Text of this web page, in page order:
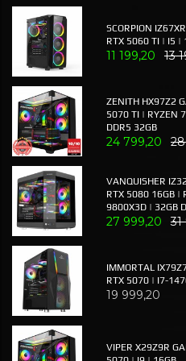
SCORPION
RTX 5060 TI | I5 |
11 199,20 13
ZENITH HX97Z2
5070 TI | RYZEN
DDR5 32GB
24 799,20
VANQUISHER
RTX 5080 16GB |
9800X3D | 32GB
27 999,20
IMMORTAL
RTX 5070 | I7-
19 999,20
VIPER X29Z9R